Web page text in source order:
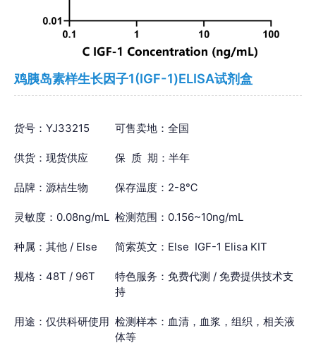
鸡胰岛素样生长因子1(IGF-1)ELISA试剂盒
货号：YJ33215 可售卖地：全国
供货：现货供应 保 质 期：半年
品牌：源桔生物 保存温度：2-8℃
灵敏度：0.08ng/mL 检测范围：0.156~10ng/mL
种属：其他 / Else 简索英文：Else IGF-1 Elisa KIT
规格：48T / 96T
特色服务：免费代测 / 免费提供技术支
持
用途：仅供科研使用 检测样本：血清，血浆，组织，相关液
体等